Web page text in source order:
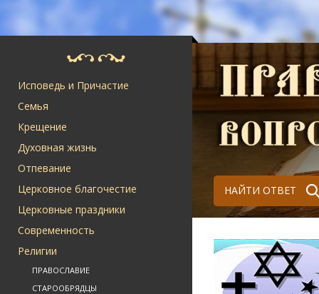
Исповедь и Причастие
Семья
Крещение
Духовная жизнь
Отпевание
Церковное благочестие
Церковные праздники
Современность
Религии
ПРАВОСЛАВИЕ
СТАРООБРЯДЦЫ
НАЙТИ ОТВЕТ